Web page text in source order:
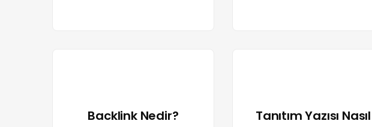
Backlink Nedir?
Tanıtım Yazısı Nasıl